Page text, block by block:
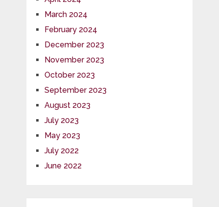
March 2024
February 2024
December 2023
November 2023
October 2023
September 2023
August 2023
July 2023
May 2023
July 2022
June 2022